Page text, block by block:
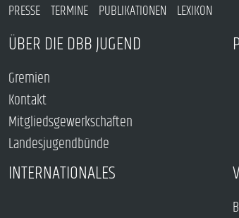
PRESSE TERMINE PUBLIKATIONEN LEXIKON
ÜBER DIE DBB JUGEND
Gremien
Kontakt
Mitgliedsgewerkschaften
Landesjugendbünde
INTERNATIONALES